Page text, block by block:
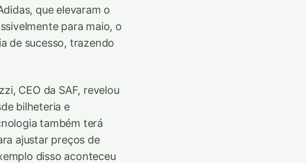
que elevaram o
para maio, o
de sucesso, trazendo
CEO da SAF, revelou
bilheteria e
também terá
ajustar preços de
disso aconteceu